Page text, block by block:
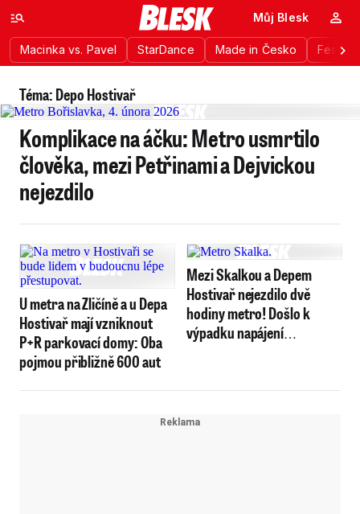
Macinka vs. Pavel StarDance Made in Česko
Můj Blesk
Téma: Depo Hostivař
Komplikace na áčku: Metro usmrtilo
člověka, mezi Petřinami a Dejvickou
nejezdilo
U metra na Zličíně a u Depa
Hostivař mají vzniknout
P+R parkovací domy: Oba
pojmou přibližně 600 aut
Mezi Skalkou a Depem
Hostivař nejezdilo dvě
hodiny metro! Došlo k
výpadku napájení